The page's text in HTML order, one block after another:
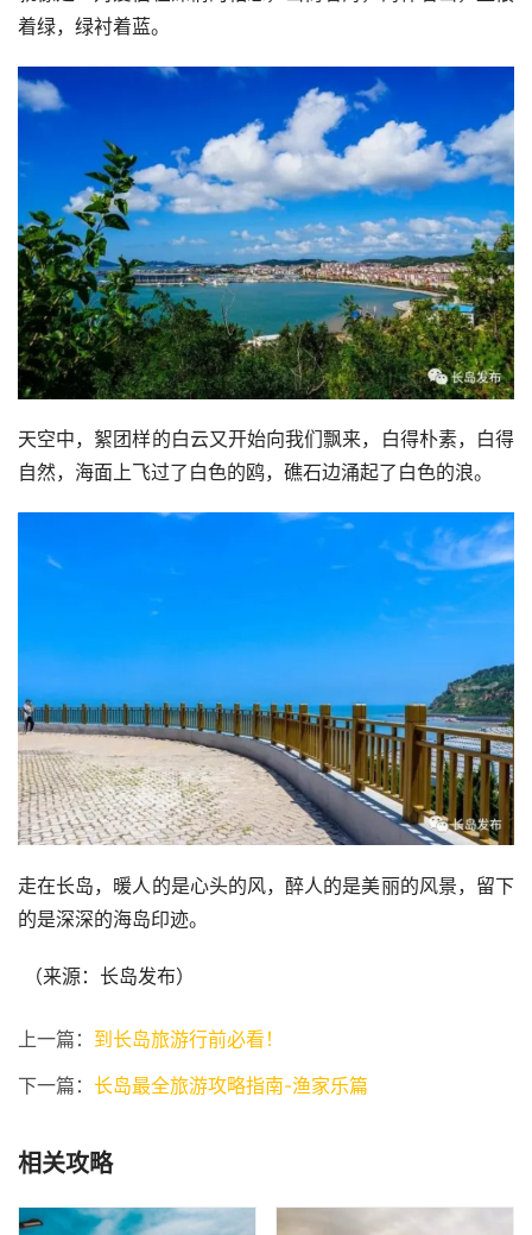
着绿，绿衬着蓝。
天空中，絮团样的白云又开始向我们飘来，白得朴素，白得
自然，海面上飞过了白色的鸥，礁石边涌起了白色的浪。
走在长岛，暖人的是心头的风，醉人的是美丽的风景，留下
的是深深的海岛印迹。
（来源：长岛发布）
上一篇： 到长岛旅游行前必看！
下一篇： 长岛最全旅游攻略指南-渔家乐篇
相关攻略